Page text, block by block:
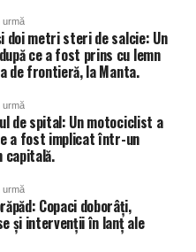
urmă
doi metri steri de salcie: Un
ce a fost prins cu lemn
de frontieră, la Manta.
urmă
de spital: Un motociclist a
a fost implicat într-un
urmă
Copaci doborâți,
și intervenții în lanț ale